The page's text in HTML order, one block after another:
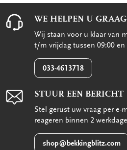
WE HELPEN U
Wij staan voor u klaar van
t/m vrijdag tussen 09:00 en
033-4613718
STUUR EEN BERICHT
Stel gerust uw vraag per e-
reageren binnen 2
shop@bekkingblitz.com